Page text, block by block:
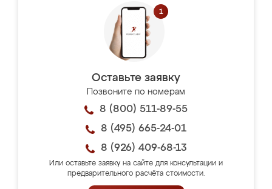
Оставьте заявку
Позвоните по номерам
8 (800) 511-89-55
8 (495) 665-24-01
8 (926) 409-68-13
Или оставьте заявку на сайте для консультации и
предварительного расчёта стоимости.